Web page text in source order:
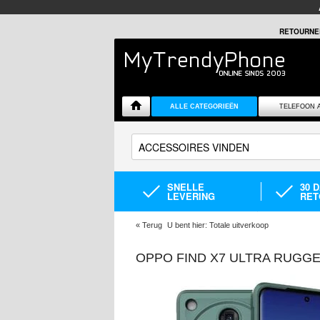
ALLE CATEGORIEËN TELEFOON
SNELLE
LEVERING
30
« Terug U bent hier: Totale uitverkoop
OPPO FIND X7 ULTRA